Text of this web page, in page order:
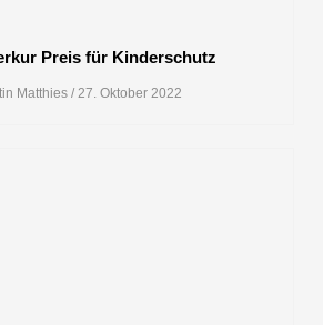
Preis für Kinderschutz
Matthies 27. Oktober 2022